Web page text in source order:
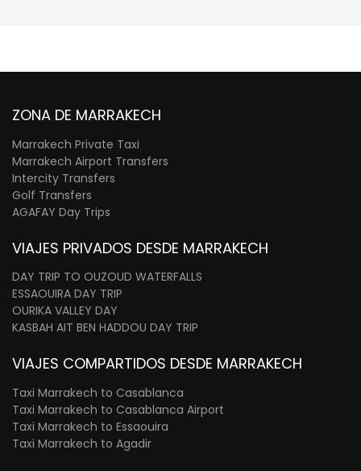
ZONA DE MARRAKECH
Marrakech Private Taxi
Marrakech Airport Transfers
Intercity Transfers
Golf Transfers
AGAFAY Day Trips
VIAJES PRIVADOS DESDE MARRAKECH
DAY TRIP TO OUZOUD WATERFALLS
ESSAOUIRA DAY TRIP
OURIKA VALLEY DAY
KASBAH AIT BEN HADDOU DAY TRIP
VIAJES COMPARTIDOS DESDE MARRAKECH
Taxi Marrakech to Casablanca
Taxi Marrakech to Casablanca Airport
Taxi Marrakech to Essaouira
Taxi Marrakech to Agadir